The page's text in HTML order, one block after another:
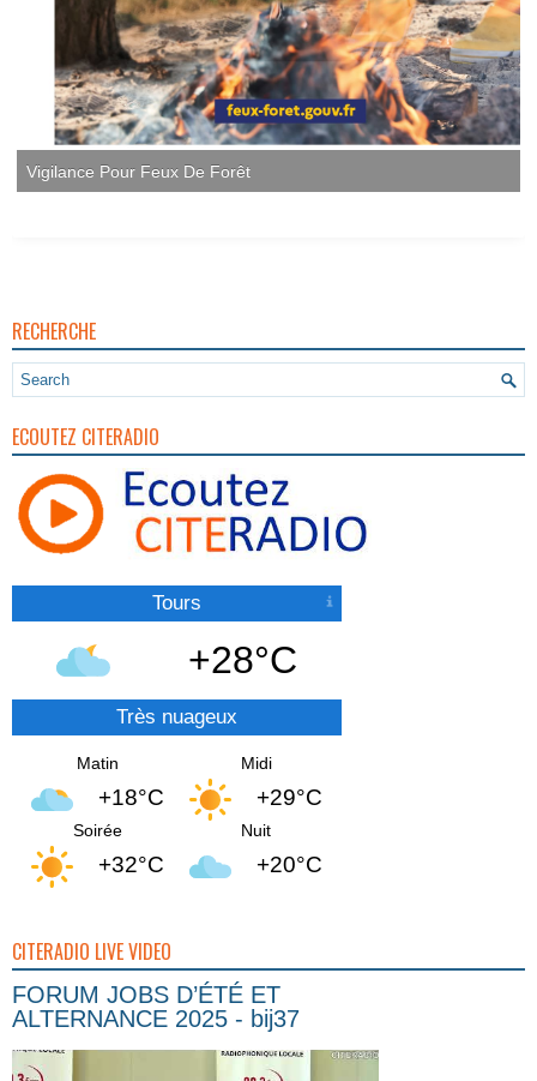
RECHERCHE
ECOUTEZ CITERADIO
Tours
+28°C
Très nuageux
Matin
+18°C
Midi
+29°C
Soirée
+32°C
Nuit
+20°C
CITERADIO LIVE VIDEO
FORUM JOBS D’ÉTÉ ET
ALTERNANCE 2025 - bij37